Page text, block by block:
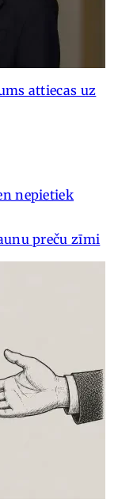
attiecas uz
nepietiek
preču zīmi